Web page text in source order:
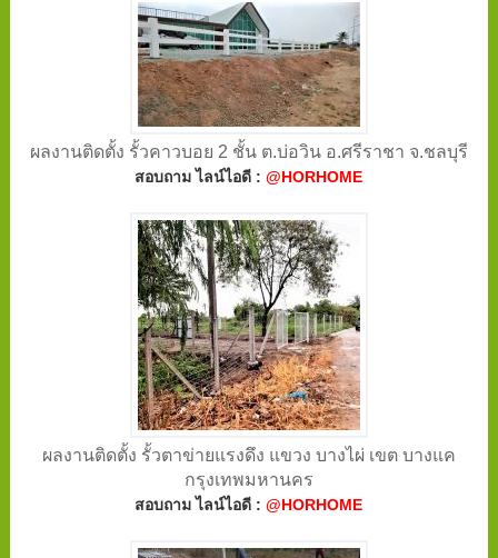
ผลงานติดตั้ง รั้วคาวบอย 2 ชั้น ต.บ่อวิน อ.ศรีราชา จ.ชลบุรี
สอบถาม ไลน์ไอดี :@HORHOME
ผลงานติดตั้ง รั้วตาข่ายแรงดึง แขวง บางไผ่ เขต บางแค
กรุงเทพมหานคร
สอบถาม ไลน์ไอดี :@HORHOME